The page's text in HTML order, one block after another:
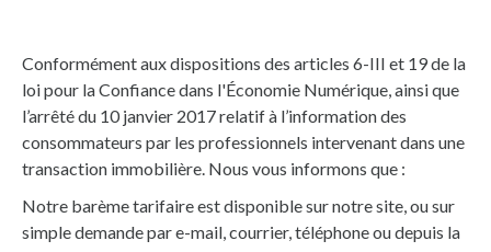
Conformément aux dispositions des articles 6-III et 19 de la
loi pour la Confiance dans l'Économie Numérique, ainsi que
l’arrêté du 10 janvier 2017 relatif à l’information des
consommateurs par les professionnels intervenant dans une
transaction immobilière. Nous vous informons que :
Notre barème tarifaire est disponible sur notre site, ou sur
simple demande par e-mail, courrier, téléphone ou depuis la